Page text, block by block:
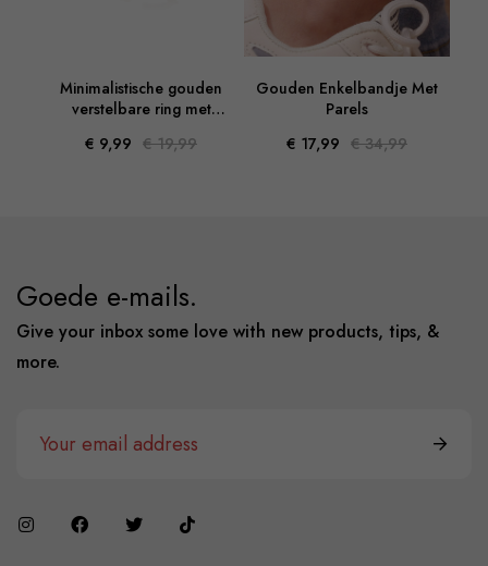
Minimalistische gouden
verstelbare ring met
€ 9,99 € 19,99
Gouden Enkelbandje Met
Parels
€ 17,99 € 34,99
Goede e-mails.
Give your inbox some love with new products, tips, &
more.